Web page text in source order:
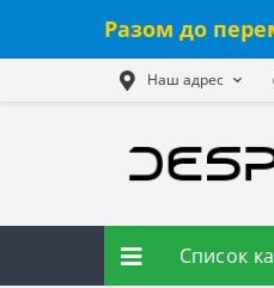
Разом до
Наш адрес
Список